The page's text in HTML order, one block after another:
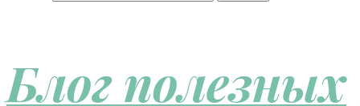
Блог полезных